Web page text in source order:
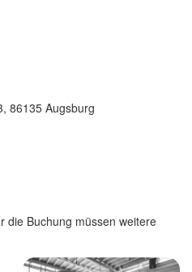
86135 Augsburg
die Buchung müssen weitere